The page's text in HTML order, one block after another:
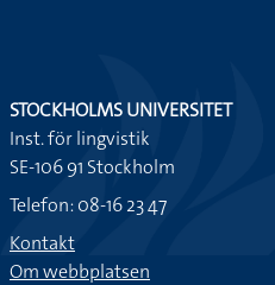
STOCKHOLMS UNIVERSITET
Inst. för lingvistik
SE-106 91 Stockholm
Telefon: 08-16 23 47
Kontakt
Om webbplatsen